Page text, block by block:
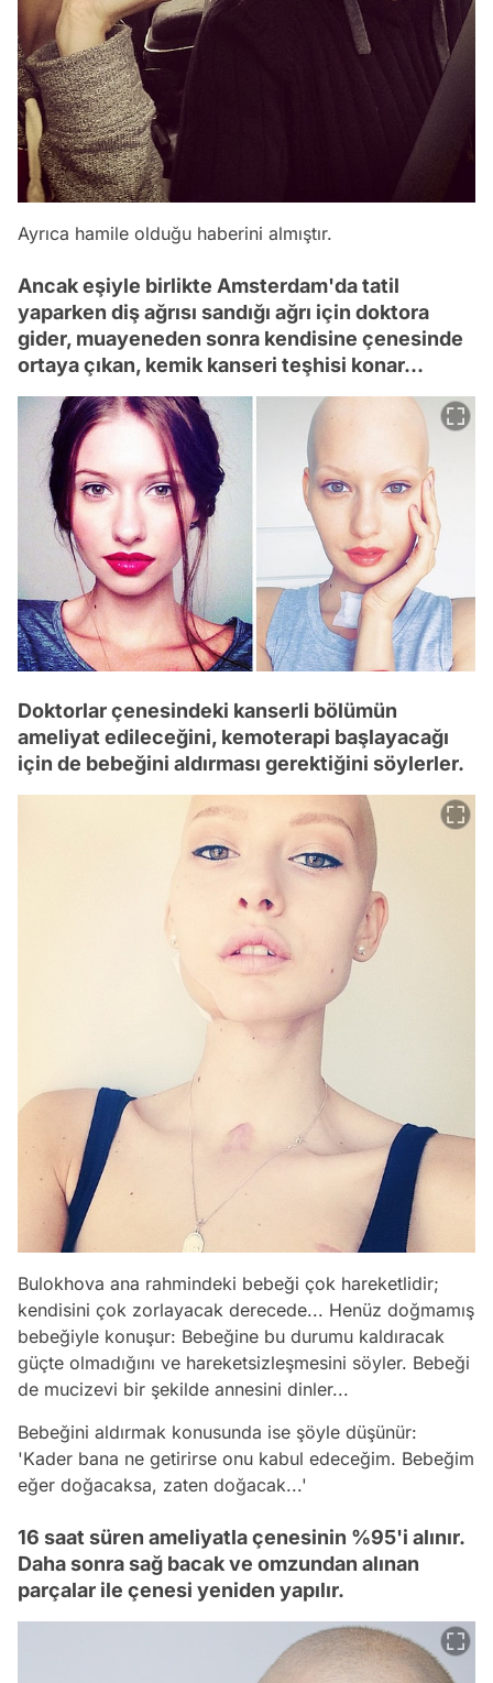
Ayrıca hamile olduğu haberini almıştır.
Ancak eşiyle birlikte Amsterdam'da tatil
yaparken diş ağrısı sandığı ağrı için doktora
gider, muayeneden sonra kendisine çenesinde
ortaya çıkan, kemik kanseri teşhisi konar...
Doktorlar çenesindeki kanserli bölümün
ameliyat edileceğini, kemoterapi başlayacağı
için de bebeğini aldırması gerektiğini söylerler.
Bulokhova ana rahmindeki bebeği çok hareketlidir;
kendisini çok zorlayacak derecede... Henüz doğmamış
bebeğiyle konuşur: Bebeğine bu durumu kaldıracak
güçte olmadığını ve hareketsizleşmesini söyler. Bebeği
de mucizevi bir şekilde annesini dinler...
Bebeğini aldırmak konusunda ise şöyle düşünür:
'Kader bana ne getirirse onu kabul edeceğim. Bebeğim
eğer doğacaksa, zaten doğacak...'
16 saat süren ameliyatla çenesinin %95'i alınır.
Daha sonra sağ bacak ve omzundan alınan
parçalar ile çenesi yeniden yapılır.